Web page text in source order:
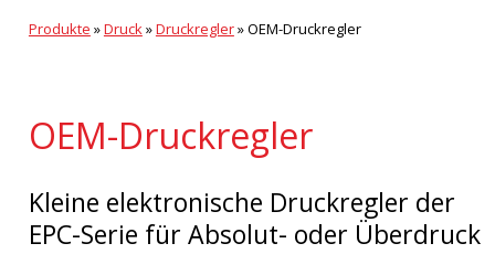
Produkte »Druck»Druckregler»OEM-Druckregler
OEM-Druckregler
Kleine elektronische Druckregler der
EPC-Serie für Absolut- oder Überdruck